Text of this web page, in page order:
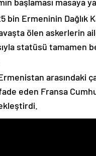
bin Ermeninin Dağlık
ölen askerlerin
statüsü tamamen
arasındaki
eden Fransa